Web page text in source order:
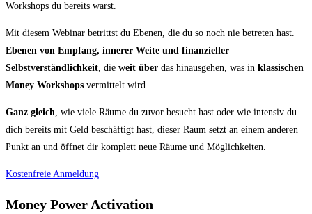
Workshops du bereits warst.
Mit diesem Webinar betrittst du Ebenen, die du so noch nie betreten hast.
Ebenen von Empfang, innerer Weite und finanzieller
Selbstverständlichkeit, die weit über das hinausgehen, was in klassischen
Money Workshops vermittelt wird.
Ganz gleich, wie viele Räume du zuvor besucht hast oder wie intensiv du
dich bereits mit Geld beschäftigt hast, dieser Raum setzt an einem anderen
Punkt an und öffnet dir komplett neue Räume und Möglichkeiten.
Kostenfreie Anmeldung
Money Power Activation